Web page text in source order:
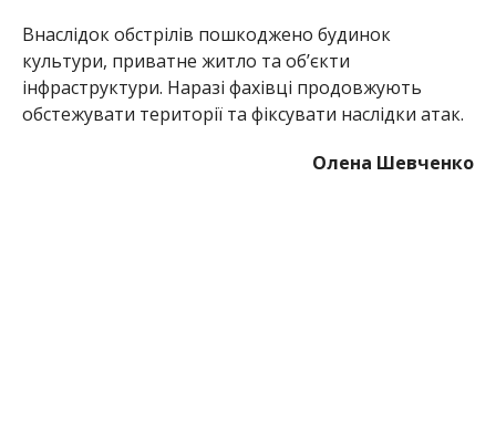
Внаслідок обстрілів пошкоджено будинок
культури, приватне житло та об’єкти
інфраструктури. Наразі фахівці продовжують
обстежувати території та фіксувати наслідки атак.
Олена Шевченко